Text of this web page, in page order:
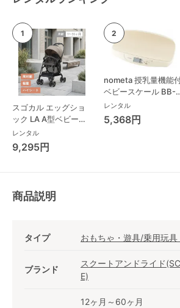
スゴカル エッグショ
ック LA A型ベビーカ
ー コンビ(Combi)
レンタル
9,295円
nometa 授乳量機能
ベビースケール BB-
105 タニタ(TANITA)
ベビースケール・体重
計
レンタル
5,368円
商品説明
タイプ おもちゃ・遊具/乗用玩具
ブランド
スクートアンドライド
E)
12ヶ月～60ヶ月